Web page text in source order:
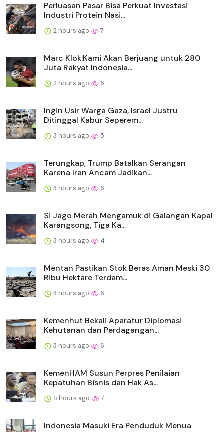
Perluasan Pasar Bisa Perkuat Investasi
Industri Protein Nasi...
2 hours ago 7
Marc Klok:Kami Akan Berjuang untuk 280
Juta Rakyat Indonesia...
2 hours ago 6
Ingin Usir Warga Gaza, Israel Justru
Ditinggal Kabur Seperem...
3 hours ago 5
Terungkap, Trump Batalkan Serangan
Karena Iran Ancam Jadikan...
3 hours ago 6
Si Jago Merah Mengamuk di Galangan Kapal
Karangsong, Tiga Ka...
3 hours ago 4
Mentan Pastikan Stok Beras Aman Meski 30
Ribu Hektare Terdam...
3 hours ago 6
Kemenhut Bekali Aparatur Diplomasi
Kehutanan dan Perdagangan...
3 hours ago 6
KemenHAM Susun Perpres Penilaian
Kepatuhan Bisnis dan Hak As...
5 hours ago 7
Indonesia Masuki Era Penduduk Menua